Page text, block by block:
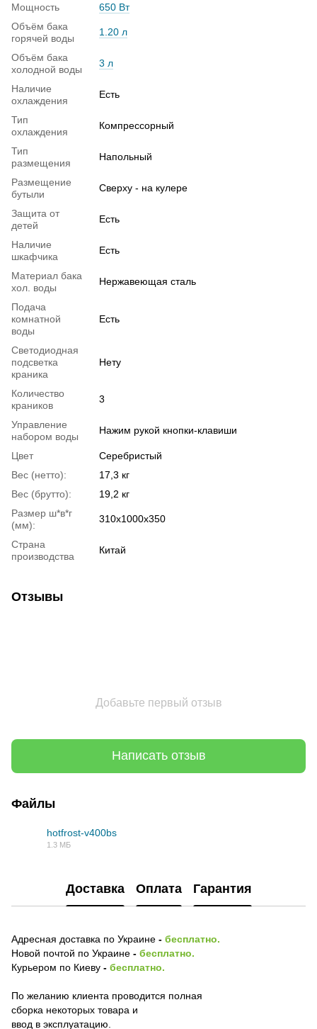
Мощность
650 Вт
Объём бака
горячей воды
1.20 л
Объём бака
холодной воды
3 л
Наличие
охлаждения
Есть
Тип
охлаждения
Компрессорный
Тип
размещения
Напольный
Размещение
бутыли
Сверху - на кулере
Защита от
детей
Есть
Наличие
шкафчика
Есть
Материал бака
хол. воды
Нержавеющая сталь
Подача
комнатной
воды
Есть
Светодиодная
подсветка
краника
Нету
Количество
краников
3
Управление
набором воды
Нажим рукой кнопки-клавиши
Цвет
Серебристый
Вес (нетто):
17,3 кг
Вес (брутто):
19,2 кг
Размер ш*в*г
(мм):
310х1000х350
Страна
производства
Китай
Отзывы
Добавьте первый отзыв
Написать отзыв
Файлы
hotfrost-v400bs
1.3 МБ
Доставка Оплата Гарантия
Адресная доставка по Украине - бесплатно.
Новой почтой по Украине - бесплатно.
Курьером по Киеву - бесплатно.
По желанию клиента проводится полная
сборка некоторых товара и
ввод в эксплуатацию.